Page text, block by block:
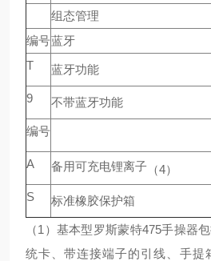
组态管理
编号蓝牙
T
蓝牙功能
9 不带蓝牙功能
编号
A 备用可充电锂离子 （4）
S
标准橡胶保护箱
（1）基本型罗斯蒙特475手操器
统卡、带连接端子的引线、手提